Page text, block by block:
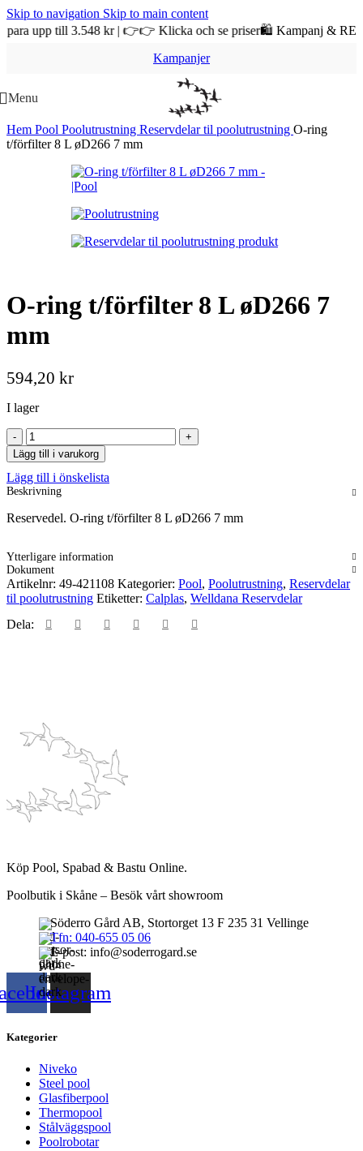
Skip to navigation Skip to main content
upp till 3.548 kr | 👉👉 Klicka och se priser🛍️ Kampanj & REA på
Kampanjer
Menu
Hem Pool Poolutrustning Reservdelar til poolutrustning O-ring
t/förfilter 8 L øD266 7 mm
O-ring t/förfilter 8 L øD266 7
mm
594,20 kr
I lager
O-
ring
t/förfilter
8
L
7
mängd
Lägg till i varukorg
Lägg till i önskelista
Beskrivning
Reservedel. O-ring t/förfilter 8 L øD266 7 mm
Ytterligare information
Dokument
Artikelnr: 49-421108 Kategorier: Pool, Poolutrustning, Reservdelar
til poolutrustning Etiketter: Calplas, Welldana Reservdelar
Dela:
Köp Pool, Spabad & Bastu Online.
Poolbutik i Skåne – Besök vårt showroom
Söderro Gård AB, Stortorget 13 F 235 31 Vellinge
Tfn: 040-655 05 06
E-post: info@soderrogard.se
Instagram
Kategorier
Niveko
Steel pool
Glasfiberpool
Thermopool
Stålväggspool
Poolrobotar